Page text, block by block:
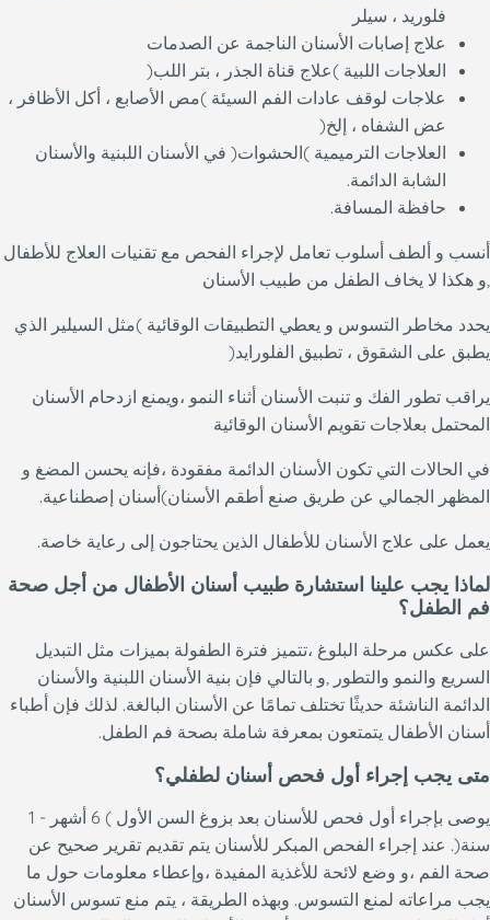
فلوريد ، سيلر
علاج إصابات الأسنان الناجمة عن الصدمات
العلاجات اللبية )علاج قناة الجذر ، بتر اللب(
علاجات لوقف عادات الفم السيئة )مص الأصابع ، أكل الأظافر ،
عض الشفاه ، إلخ(
العلاجات الترميمية )الحشوات( في الأسنان اللبنية والأسنان
الشابة الدائمة.
حافظة المسافة.
أنسب و ألطف أسلوب تعامل لإجراء الفحص مع تقنيات العلاج للأطفال
,و هكذا لا يخاف الطفل من طبيب الأسنان
يحدد مخاطر التسوس و يعطي التطبيقات الوقائية )مثل السيلير الذي
يطبق على الشقوق ، تطبيق الفلورايد(
يراقب تطور الفك و تنبت الأسنان أثناء النمو ،ويمنع ازدحام الأسنان
المحتمل بعلاجات تقويم الأسنان الوقائية
في الحالات التي تكون الأسنان الدائمة مفقودة ،فإنه يحسن المضغ و
المظهر الجمالي عن طريق صنع أطقم الأسنان)أسنان إصطناعية.
يعمل على علاج الأسنان للأطفال الذين يحتاجون إلى رعاية خاصة.
لماذا يجب علينا استشارة طبيب أسنان الأطفال من أجل صحة
فم الطفل؟
على عكس مرحلة البلوغ ،تتميز فترة الطفولة بميزات مثل التبديل
السريع والنمو والتطور ,و بالتالي فإن بنية الأسنان اللبنية والأسنان
الدائمة الناشئة حديثًا تختلف تمامًا عن الأسنان البالغة. لذلك فإن أطباء
أسنان الأطفال يتمتعون بمعرفة شاملة بصحة فم الطفل.
متى يجب إجراء أول فحص أسنان لطفلي؟
يوصى بإجراء أول فحص للأسنان بعد بزوغ السن الأول ) 6 أشهر - 1
سنة(. عند إجراء الفحص المبكر للأسنان يتم تقديم تقرير صحيح عن
صحة الفم ،و وضع لائحة للأغذية المفيدة ،وإعطاء معلومات حول ما
يجب مراعاته لمنع التسوس. وبهذه الطريقة ، يتم منع تسوس الأسنان